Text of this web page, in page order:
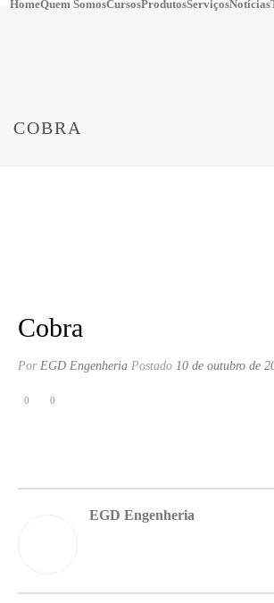
HomeQuem SomosCursosProdutosServiçosNotícias
COBRA
Cobra
Por EGD Engenheria Postado 10 de outubro de
0 0
EGD Engenheria